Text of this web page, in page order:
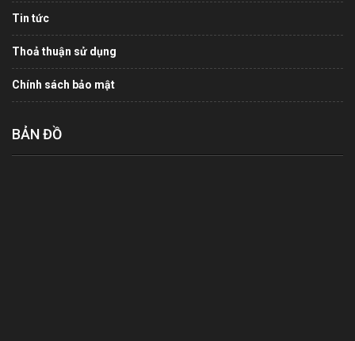
Tin tức
Thoả thuận sử dụng
Chính sách bảo mật
BẢN ĐỒ